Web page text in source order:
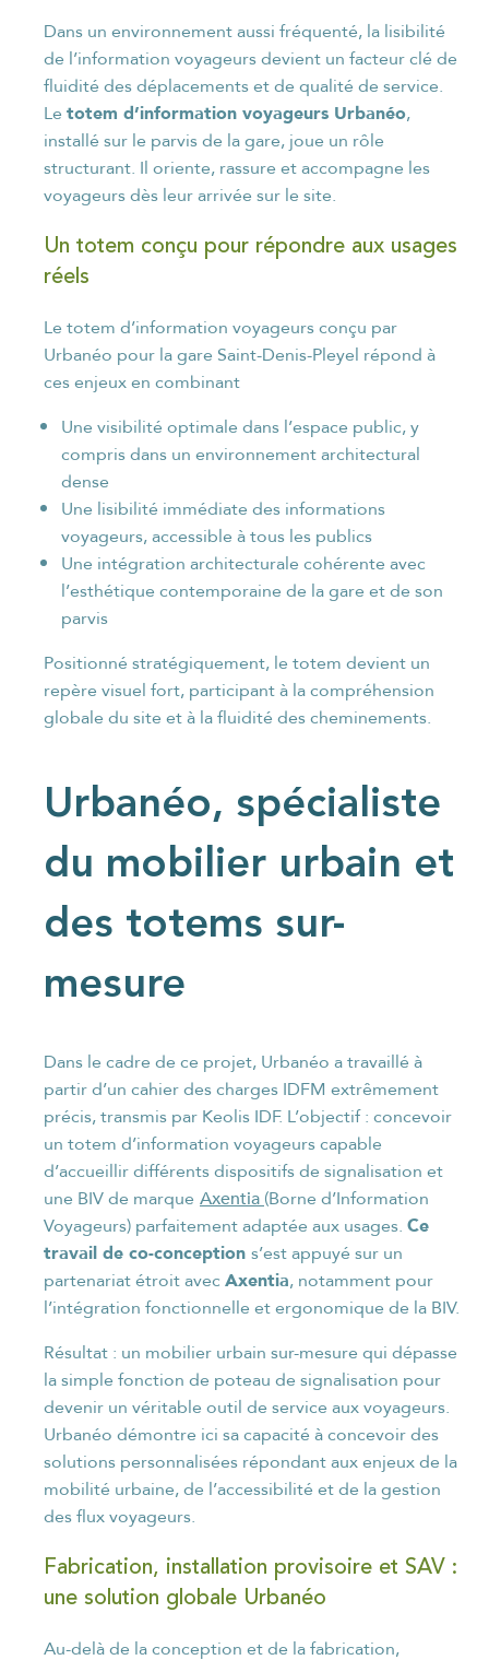
Dans un environnement aussi fréquenté, la lisibilité
de l’information voyageurs devient un facteur clé de
fluidité des déplacements et de qualité de service.
Le totem d’information voyageurs Urbanéo,
installé sur le parvis de la gare, joue un rôle
structurant. Il oriente, rassure et accompagne les
voyageurs dès leur arrivée sur le site.
Un totem conçu pour répondre aux usages
réels
Le totem d’information voyageurs conçu par
Urbanéo pour la gare Saint-Denis-Pleyel répond à
ces enjeux en combinant
Une visibilité optimale dans l’espace public, y
compris dans un environnement architectural
dense
Une lisibilité immédiate des informations
voyageurs, accessible à tous les publics
Une intégration architecturale cohérente avec
l’esthétique contemporaine de la gare et de son
parvis
Positionné stratégiquement, le totem devient un
repère visuel fort, participant à la compréhension
globale du site et à la fluidité des cheminements.
Urbanéo, spécialiste
du mobilier urbain et
des totems sur-
mesure
Dans le cadre de ce projet, Urbanéo a travaillé à
partir d’un cahier des charges IDFM extrêmement
précis, transmis par Keolis IDF. L’objectif : concevoir
un totem d’information voyageurs capable
d’accueillir différents dispositifs de signalisation et
une BIV de marque Axentia (Borne d’Information
Voyageurs) parfaitement adaptée aux usages. Ce
travail de co-conception s’est appuyé sur un
partenariat étroit avec Axentia, notamment pour
l’intégration fonctionnelle et ergonomique de la BIV.
Résultat : un mobilier urbain sur-mesure qui dépasse
la simple fonction de poteau de signalisation pour
devenir un véritable outil de service aux voyageurs.
Urbanéo démontre ici sa capacité à concevoir des
solutions personnalisées répondant aux enjeux de la
mobilité urbaine, de l’accessibilité et de la gestion
des flux voyageurs.
Fabrication, installation provisoire et SAV :
une solution globale Urbanéo
Au-delà de la conception et de la fabrication,